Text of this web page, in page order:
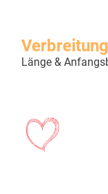
Länge &